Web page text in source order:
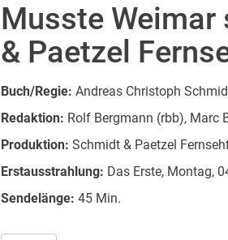
Musste
& Paetzel
Buch/Regie: Andreas Christoph
Redaktion: Rolf Bergmann (rbb), Marc
Produktion: Schmidt & Paetzel
Erstausstrahlung: Das Erste, Montag,
Sendelänge: 45 Min.